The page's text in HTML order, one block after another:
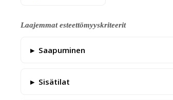
Laajemmat esteettömyyskriteerit
Saapuminen
Sisätilat